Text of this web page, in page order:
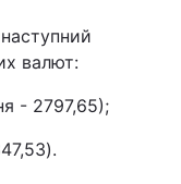
валют:
- 2797,65);